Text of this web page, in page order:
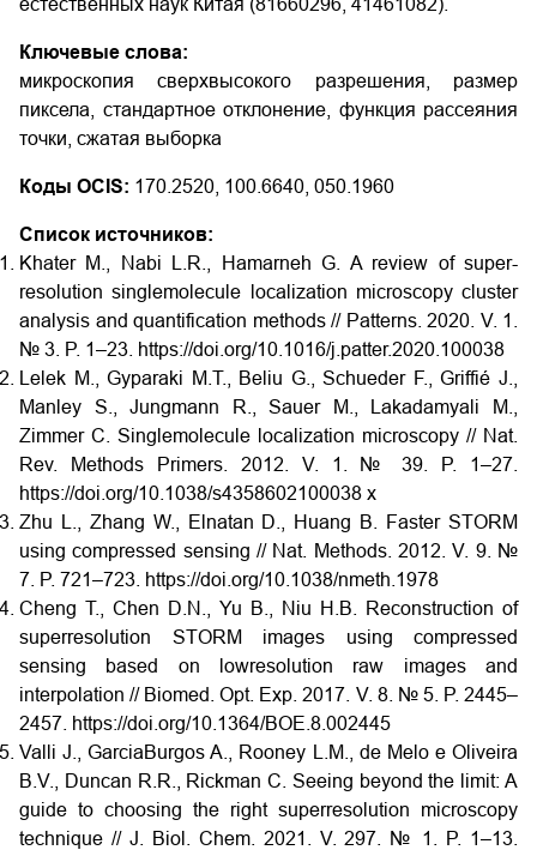
естественных наук Китая (81660296, 41461082).
Ключевые слова:
микроскопия сверхвысокого разрешения, размер
пиксела, стандартное отклонение, функция рассеяния
точки, сжатая выборка
Коды OCIS: 170.2520, 100.6640, 050.1960
Список источников:
Khater M., Nabi L.R., Hamarneh G. A review of super­
resolution single­molecule localization microscopy cluster
analysis and quantification methods // Patterns. 2020. V. 1.
№ 3. P. 1–23. https://doi.org/10.1016/j.patter.2020.100038
Lelek M., Gyparaki M.T., Beliu G., Schueder F., Griffié J.,
Manley S., Jungmann R., Sauer M., Lakadamyali M.,
Zimmer C. Single­molecule localization microscopy // Nat.
Rev. Methods Primers. 2012. V. 1. № 39. P. 1–27.
https://doi.org/10.1038/s43586­021­00038­ x
Zhu L., Zhang W., Elnatan D., Huang B. Faster STORM
using compressed sensing // Nat. Methods. 2012. V. 9. №
7. P. 721–723. https://doi.org/10.1038/nmeth.1978
Cheng T., Chen D.N., Yu B., Niu H.B. Reconstruction of
super­resolution STORM images using compressed
sensing based on low­resolution raw images and
interpolation // Biomed. Opt. Exp. 2017. V. 8. № 5. P. 2445–
2457. https://doi.org/10.1364/BOE.8.002445
Valli J., Garcia­Burgos A., Rooney L.M., de Melo e Oliveira
B.V., Duncan R.R., Rickman C. Seeing beyond the limit: A
guide to choosing the right super­resolution microscopy
technique // J. Biol. Chem. 2021. V. 297. № 1. P. 1–13.